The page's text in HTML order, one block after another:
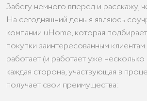
Забегу немного вперед и расскажу,
На сегодняшний день я являюсь
компании uHome, которая
покупки заинтересованным
работает (и работает уже несколько
каждая сторона, участвующая в
получает свои преимущества: